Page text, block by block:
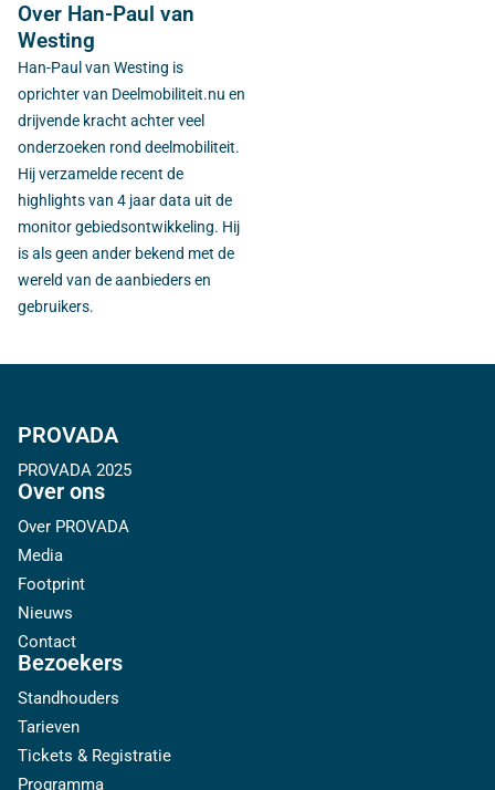
Over Han-Paul van
Westing
Han-Paul van Westing is
oprichter van Deelmobiliteit.nu en
drijvende kracht achter veel
onderzoeken rond deelmobiliteit.
Hij verzamelde recent de
highlights van 4 jaar data uit de
monitor gebiedsontwikkeling. Hij
is als geen ander bekend met de
wereld van de aanbieders en
gebruikers.
PROVADA
PROVADA 2025
Over ons
Over PROVADA
Media
Footprint
Nieuws
Contact
Bezoekers
Standhouders
Tarieven
Tickets & Registratie
Programma